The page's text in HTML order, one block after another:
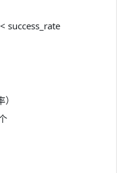
success_rate